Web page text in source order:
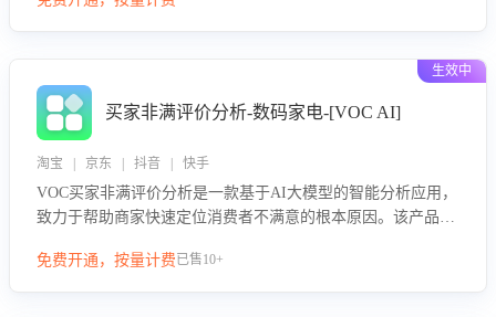
绪、归因争议根源，并客观评估客服应对合理性与成效。系统
生效中
买家非满评价分析-数码家电-[VOC AI]
淘宝 | 京东 | 抖音 | 快手
VOC买家非满评价分析是一款基于AI大模型的智能分析应用，
致力于帮助商家快速定位消费者不满意的根本原因。该产品可
或其它部门原因，明确责任归属，提供可落地的改进建议与策
免费开通，按量计费已售10+